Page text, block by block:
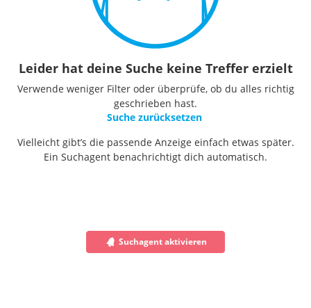
Leider hat deine Suche keine Treffer erzielt
Verwende weniger Filter oder überprüfe, ob du alles richtig
geschrieben hast.
Suche zurücksetzen
Vielleicht gibt’s die passende Anzeige einfach etwas später.
Ein Suchagent benachrichtigt dich automatisch.
Suchagent aktivieren